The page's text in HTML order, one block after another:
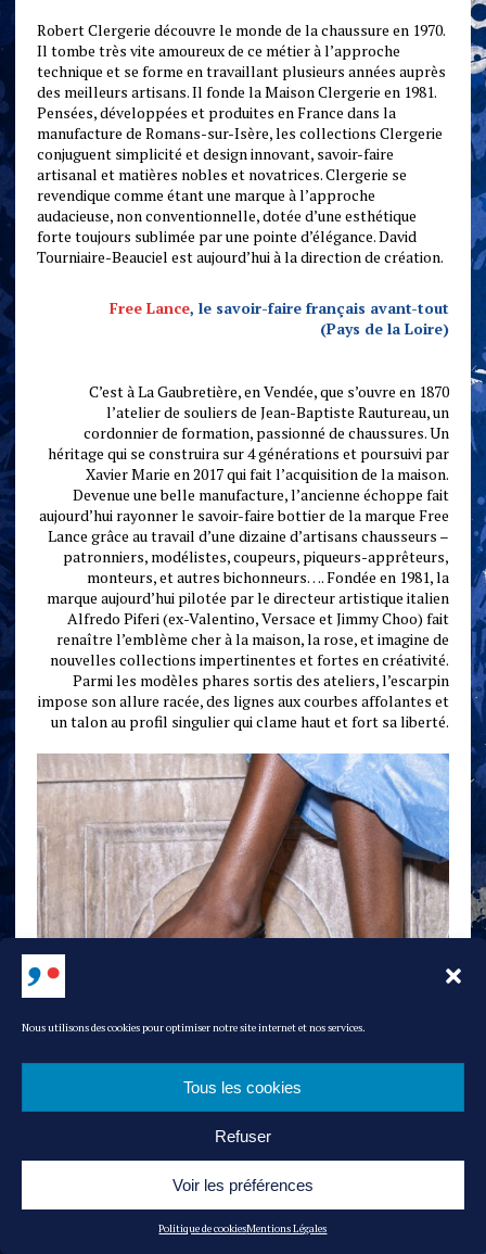
Nous utilisons des cookies pour optimiser notre site internet et nos services.
Tous les cookies
Refuser
Voir les préférences
Politique de cookiesMentions Légales
Robert Clergerie découvre le monde de la chaussure en 1970.
Il tombe très vite amoureux de ce métier à l’approche
technique et se forme en travaillant plusieurs années auprès
des meilleurs artisans. Il fonde la Maison Clergerie en 1981.
Pensées, développées et produites en France dans la
manufacture de Romans-sur-Isère, les collections Clergerie
conjuguent simplicité et design innovant, savoir-faire
artisanal et matières nobles et novatrices. Clergerie se
revendique comme étant une marque à l’approche
audacieuse, non conventionnelle, dotée d’une esthétique
forte toujours sublimée par une pointe d’élégance. David
Tourniaire-Beauciel est aujourd’hui à la direction de création.
Free Lance, le savoir-faire français avant-tout
(Pays de la Loire)
C’est à La Gaubretière, en Vendée, que s’ouvre en 1870
l’atelier de souliers de Jean-Baptiste Rautureau, un
cordonnier de formation, passionné de chaussures. Un
héritage qui se construira sur 4 générations et poursuivi par
Xavier Marie en 2017 qui fait l’acquisition de la maison.
Devenue une belle manufacture, l’ancienne échoppe fait
aujourd’hui rayonner le savoir-faire bottier de la marque Free
Lance grâce au travail d’une dizaine d’artisans chausseurs –
patronniers, modélistes, coupeurs, piqueurs-apprêteurs,
monteurs, et autres bichonneurs…. Fondée en 1981, la
marque aujourd’hui pilotée par le directeur artistique italien
Alfredo Piferi (ex-Valentino, Versace et Jimmy Choo) fait
renaître l’emblème cher à la maison, la rose, et imagine de
nouvelles collections impertinentes et fortes en créativité.
Parmi les modèles phares sortis des ateliers, l’escarpin
impose son allure racée, des lignes aux courbes affolantes et
un talon au profil singulier qui clame haut et fort sa liberté.